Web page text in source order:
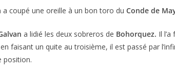
a coupé une oreille à un bon toro du Conde de
a lidié les deux sobreros de Bohorquez. Il
faisant un quite au troisième, il est passé par
position.